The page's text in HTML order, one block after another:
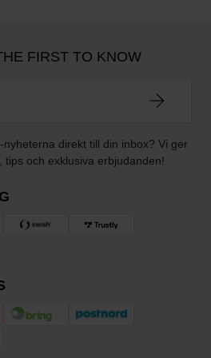
FIRST TO KNOW
direkt till din inbox? Vi ger
tips och exklusiva erbjudanden!